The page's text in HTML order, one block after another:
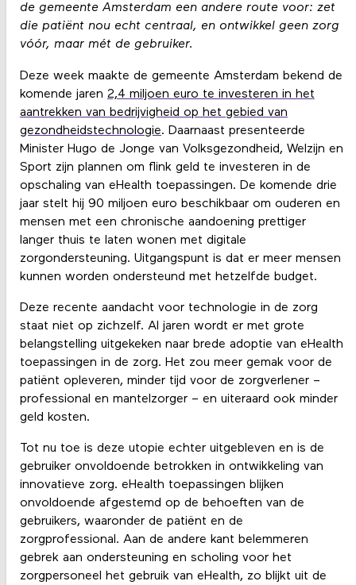
de gemeente Amsterdam een andere route voor: zet
die patiënt nou echt centraal, en ontwikkel geen zorg
vóór, maar mét de gebruiker.
Deze week maakte de gemeente Amsterdam bekend de
komende jaren 2,4 miljoen euro te investeren in het
aantrekken van bedrijvigheid op het gebied van
gezondheidstechnologie. Daarnaast presenteerde
Minister Hugo de Jonge van Volksgezondheid, Welzijn en
Sport zijn plannen om flink geld te investeren in de
opschaling van eHealth toepassingen. De komende drie
jaar stelt hij 90 miljoen euro beschikbaar om ouderen en
mensen met een chronische aandoening prettiger
langer thuis te laten wonen met digitale
zorgondersteuning. Uitgangspunt is dat er meer mensen
kunnen worden ondersteund met hetzelfde budget.
Deze recente aandacht voor technologie in de zorg
staat niet op zichzelf. Al jaren wordt er met grote
belangstelling uitgekeken naar brede adoptie van eHealth
toepassingen in de zorg. Het zou meer gemak voor de
patiënt opleveren, minder tijd voor de zorgverlener –
professional en mantelzorger – en uiteraard ook minder
geld kosten.
Tot nu toe is deze utopie echter uitgebleven en is de
gebruiker onvoldoende betrokken in ontwikkeling van
innovatieve zorg. eHealth toepassingen blijken
onvoldoende afgestemd op de behoeften van de
gebruikers, waaronder de patiënt en de
zorgprofessional. Aan de andere kant belemmeren
gebrek aan ondersteuning en scholing voor het
zorgpersoneel het gebruik van eHealth, zo blijkt uit de